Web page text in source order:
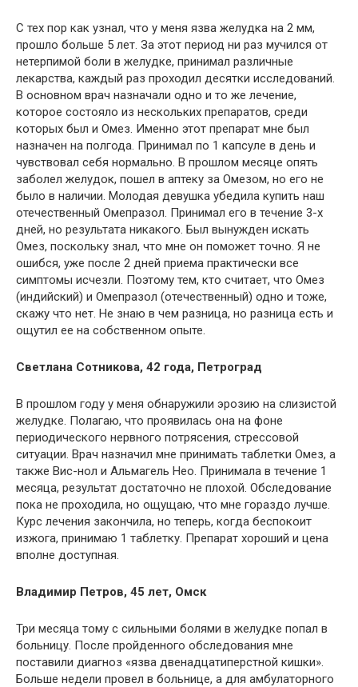
С тех пор как узнал, что у меня язва желудка на 2 мм,
прошло больше 5 лет. За этот период ни раз мучился от
нетерпимой боли в желудке, принимал различные
лекарства, каждый раз проходил десятки исследований.
В основном врач назначали одно и то же лечение,
которое состояло из нескольких препаратов, среди
которых был и Омез. Именно этот препарат мне был
назначен на полгода. Принимал по 1 капсуле в день и
чувствовал себя нормально. В прошлом месяце опять
заболел желудок, пошел в аптеку за Омезом, но его не
было в наличии. Молодая девушка убедила купить наш
отечественный Омепразол. Принимал его в течение 3-х
дней, но результата никакого. Был вынужден искать
Омез, поскольку знал, что мне он поможет точно. Я не
ошибся, уже после 2 дней приема практически все
симптомы исчезли. Поэтому тем, кто считает, что Омез
(индийский) и Омепразол (отечественный) одно и тоже,
скажу что нет. Не знаю в чем разница, но разница есть и
ощутил ее на собственном опыте.
Светлана Сотникова, 42 года, Петроград
В прошлом году у меня обнаружили эрозию на слизистой
желудке. Полагаю, что проявилась она на фоне
периодического нервного потрясения, стрессовой
ситуации. Врач назначил мне принимать таблетки Омез, а
также Вис-нол и Альмагель Нео. Принимала в течение 1
месяца, результат достаточно не плохой. Обследование
пока не проходила, но ощущаю, что мне гораздо лучше.
Курс лечения закончила, но теперь, когда беспокоит
изжога, принимаю 1 таблетку. Препарат хороший и цена
вполне доступная.
Владимир Петров, 45 лет, Омск
Три месяца тому с сильными болями в желудке попал в
больницу. После пройденного обследования мне
поставили диагноз «язва двенадцатиперстной кишки».
Больше недели провел в больнице, а для амбулаторного